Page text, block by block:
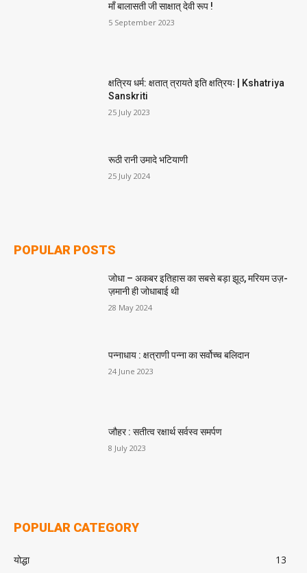
माँ बालासती जी साक्षात् देवी रूप !
5 September 2023
क्षत्रिय धर्म: क्षतात् त्रायते इति क्षत्रियः | Kshatriya
Sanskriti
25 July 2023
रूठी रानी उमादे भटियाणी
25 July 2024
POPULAR POSTS
जोधा – अकबर इतिहास का सबसे बड़ा झूठ, मरियम उज़-
ज़मानी ही जोधाबाई थी
28 May 2024
पन्नाधाय : क्षत्राणी पन्ना का सर्वोच्च बलिदान
24 June 2023
जौहर : सतीत्व रक्षार्थ सर्वस्व समर्पण
8 July 2023
POPULAR CATEGORY
योद्धा
13